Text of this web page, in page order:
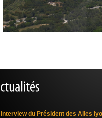
Interview du Président des Ailes